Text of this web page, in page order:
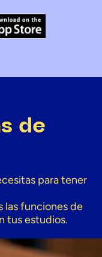
de
para tener
las funciones de
tus estudios.